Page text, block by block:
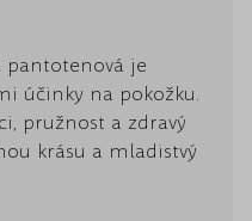
pantotenová je
účinky na pokožku.
pružnost a zdravý
krásu a mladistvý